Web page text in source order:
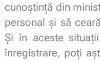
cunoștință din
personal și să
Și în aceste
înregistrare, poți